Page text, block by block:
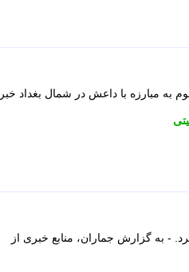
به مبارزه با داعش در شمال بغداد خبر
- به گزارش جماران، منابع خبری از